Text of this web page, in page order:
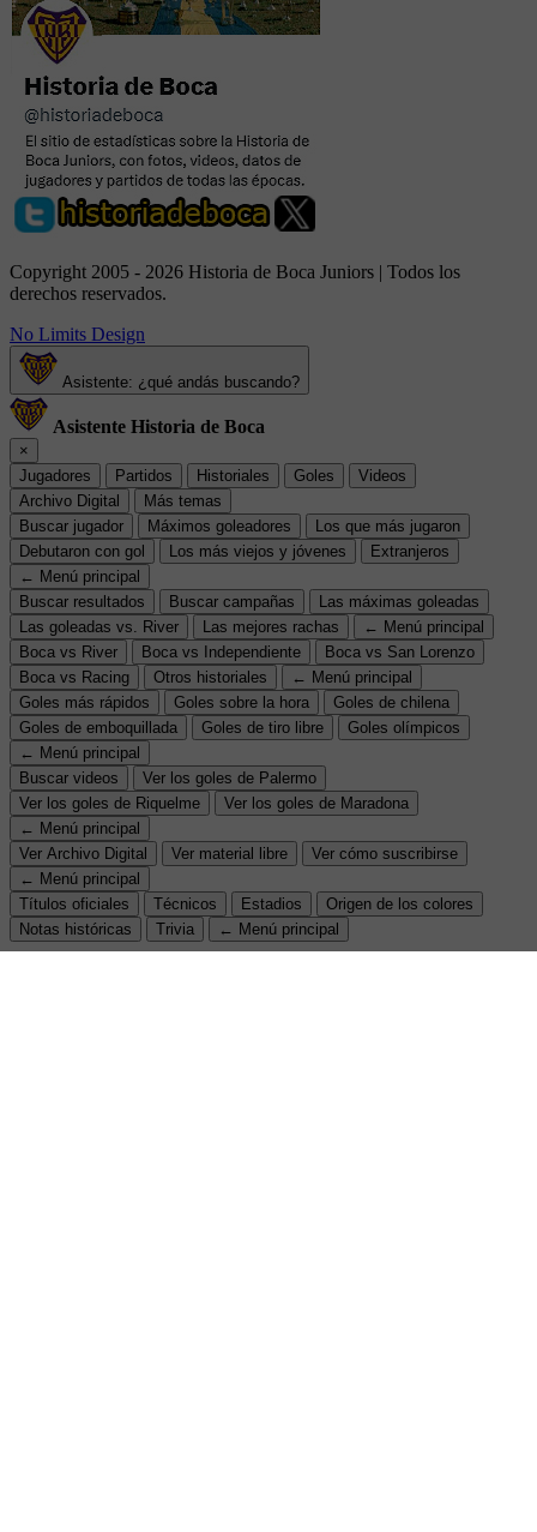
Copyright 2005 - 2026 Historia de Boca Juniors | Todos los
derechos reservados.
No Limits Design
Asistente: ¿qué andás buscando?
Asistente Historia de Boca
×
Jugadores
Partidos Historiales Goles
Videos
Archivo Digital
Más temas
Buscar jugador
Máximos goleadores
Los que más jugaron
Debutaron con gol
Los más viejos y jóvenes
Extranjeros
← Menú principal
Buscar resultados
Buscar campañas
Las máximas goleadas
Las goleadas vs. River
Las mejores rachas
← Menú principal
Boca vs River
Boca vs Independiente
Boca vs San Lorenzo
Boca vs Racing
Otros historiales
← Menú principal
Goles más rápidos
Goles sobre la hora
Goles de chilena
Goles de emboquillada
Goles de tiro libre
Goles olímpicos
← Menú principal
Buscar videos
Ver los goles de Palermo
Ver los goles de Riquelme
Ver los goles de Maradona
← Menú principal
Ver Archivo Digital
Ver material libre
Ver cómo suscribirse
← Menú principal
Títulos oficiales
Técnicos Estadios
Origen de los colores
Notas históricas
Trivia ← Menú principal